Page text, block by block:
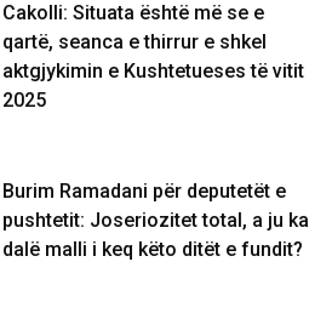
Cakolli: Situata është më se e
qartë, seanca e thirrur e shkel
aktgjykimin e Kushtetueses të vitit
2025
Burim Ramadani për deputetët e
pushtetit: Joseriozitet total, a ju ka
dalë malli i keq këto ditët e fundit?